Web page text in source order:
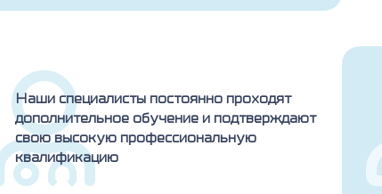
Наши специалисты постоянно проходят
дополнительное обучение и подтверждают
свою высокую профессиональную
квалификацию